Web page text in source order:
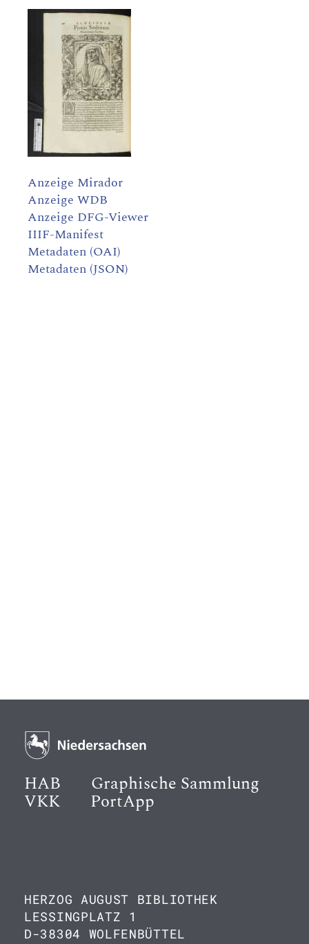
Anzeige Mirador
Anzeige WDB
Anzeige DFG-Viewer
IIIF-Manifest
Metadaten (OAI)
Metadaten (JSON)
HAB Graphische Sammlung
VKK PortApp
HERZOG AUGUST BIBLIOTHEK
LESSINGPLATZ 1
D-38304 WOLFENBÜTTEL